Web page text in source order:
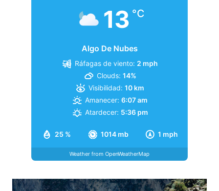
13 °C
Algo De Nubes
25 % 1014 mb 1 mph
Ráfagas de viento: 2 mph
Clouds: 14%
Visibilidad: 10 km
Amanecer: 6:07 am
Atardecer: 5:36 pm
Weather from OpenWeatherMap